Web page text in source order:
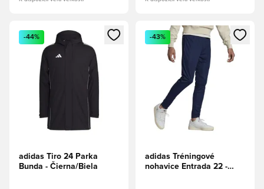
Otvorí modál na prihlásenie alebo registráciu ako člen
-44%
adidas Tiro 24 Parka
Bunda - Čierna/Biela
Otvorí modál na prihlásenie
-43%
adidas Tréningové
nohavice Entrada 22 -